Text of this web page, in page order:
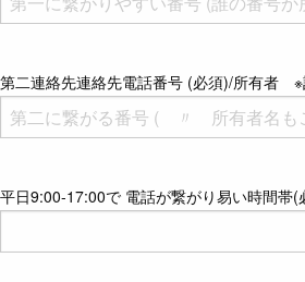
第二連絡先連絡先電話番号 (必須)/所有者
平日9:00-17:00で 電話が繋がり易い時間帯(